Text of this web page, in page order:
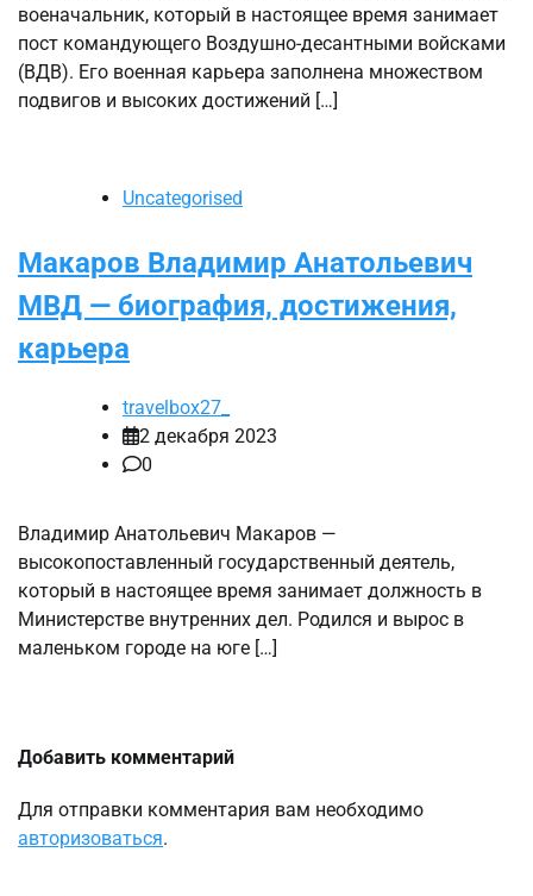
военачальник, который в настоящее время занимает
пост командующего Воздушно-десантными войсками
(ВДВ). Его военная карьера заполнена множеством
подвигов и высоких достижений […]
Uncategorised
Макаров Владимир Анатольевич
МВД — биография, достижения,
карьера
travelbox27_
2 декабря 2023
0
Владимир Анатольевич Макаров —
высокопоставленный государственный деятель,
который в настоящее время занимает должность в
Министерстве внутренних дел. Родился и вырос в
маленьком городе на юге […]
Добавить комментарий
Для отправки комментария вам необходимо
авторизоваться.